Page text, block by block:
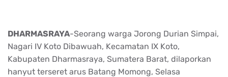
DHARMASRAYA-Seorang warga Jorong Durian Simpai,
Nagari IV Koto Dibawuah, Kecamatan IX Koto,
Kabupaten Dharmasraya, Sumatera Barat, dilaporkan
hanyut terseret arus Batang Momong, Selasa